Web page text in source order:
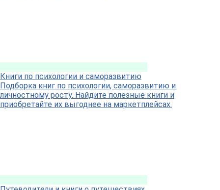
Книги по психологии и саморазвитию
Подборка книг по психологии, саморазвитию и
личностному росту. Найдите полезные книги и
приобретайте их выгоднее на маркетплейсах.